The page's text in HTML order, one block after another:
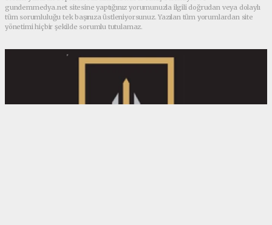
gundemmedya.net sitesine yaptığınız yorumunuzla ilgili doğrudan veya dolaylı
tüm sorumluluğu tek başınıza üstleniyorsunuz. Yazılan tüm yorumlardan site
yönetimi hiçbir şekilde sorumlu tutulamaz.